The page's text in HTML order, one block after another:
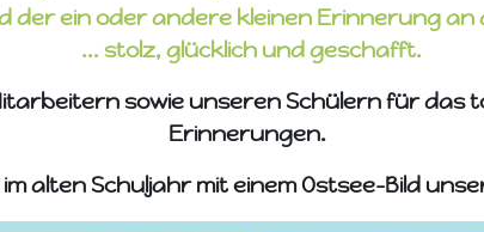
der ein oder andere kleinen Erinnerung an
... stolz, glücklich und geschafft.
sowie unseren Schülern für das
Erinnerungen.
alten Schuljahr mit einem Ostsee-Bild